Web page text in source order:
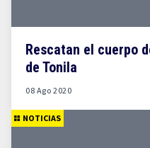
Rescatan el cuerpo
de Tonila
08 Ago 2020
NOTICIAS